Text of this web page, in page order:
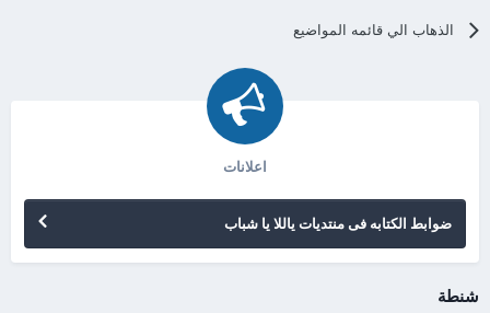
الذهاب الي قائمه المواضيع
اعلانات
ضوابط الكتابه فى منتديات ياللا يا شباب
شنطة